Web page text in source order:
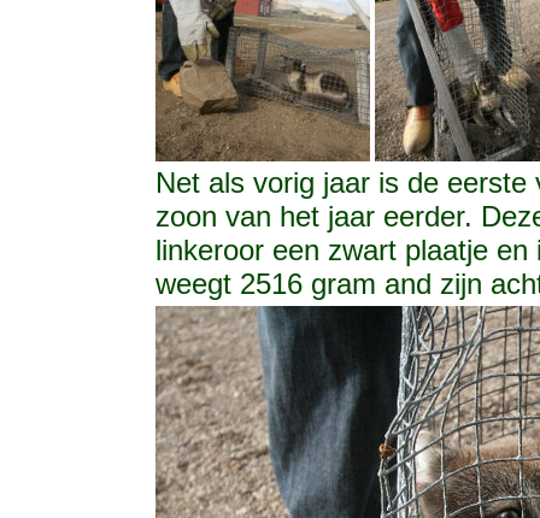
Net als vorig jaar is de
zoon van het jaar eerder.
linkeroor een zwart plaatje
weegt 2516 gram and zijn